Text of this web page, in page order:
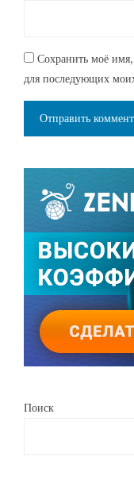
Сохранить моё
для последующих
Поиск